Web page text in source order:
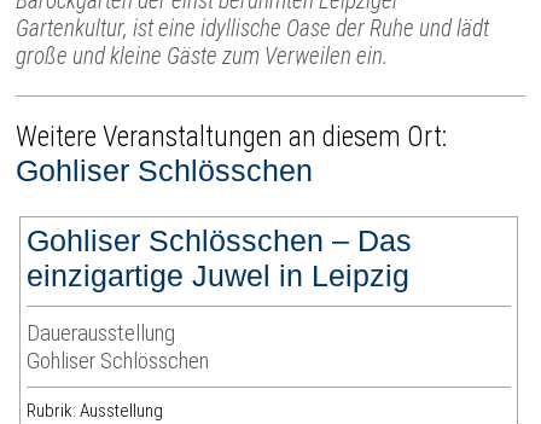
Gartenkultur, ist eine idyllische Oase der Ruhe und lädt
große und kleine Gäste zum Verweilen ein.
Weitere Veranstaltungen an diesem Ort:
Gohliser Schlösschen
Gohliser Schlösschen – Das
einzigartige Juwel in Leipzig
Dauerausstellung
Gohliser Schlösschen
Rubrik: Ausstellung